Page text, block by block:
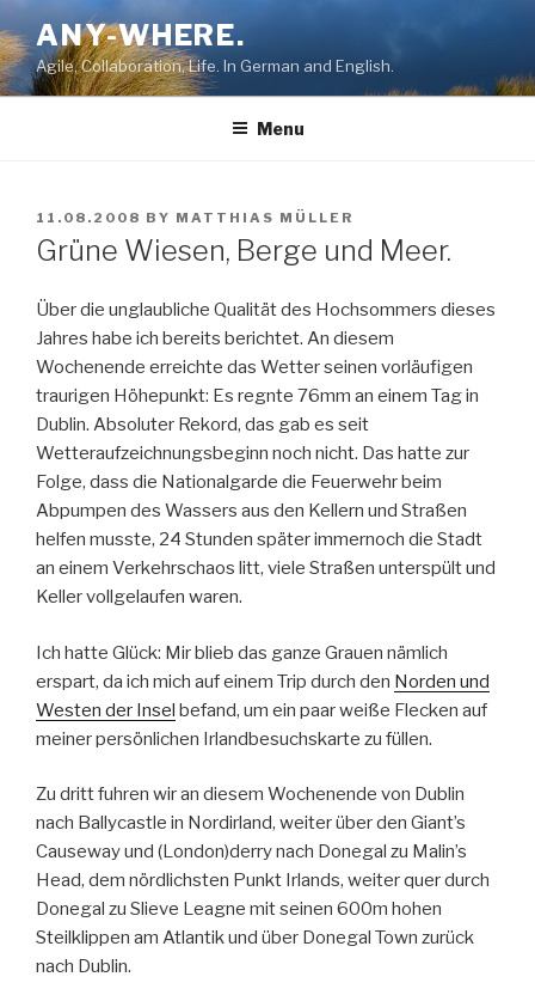
Skip
to
content
ANY-WHERE.
Agile, Collaboration, Life. In German and English.
Menu
POSTED
ON
11.08.2008 BY MATTHIAS MÜLLER
Grüne Wiesen, Berge und Meer.
Über die unglaubliche Qualität des Hochsommers dieses
Jahres habe ich bereits berichtet. An diesem
Wochenende erreichte das Wetter seinen vorläufigen
traurigen Höhepunkt: Es regnte 76mm an einem Tag in
Dublin. Absoluter Rekord, das gab es seit
Wetteraufzeichnungsbeginn noch nicht. Das hatte zur
Folge, dass die Nationalgarde die Feuerwehr beim
Abpumpen des Wassers aus den Kellern und Straßen
helfen musste, 24 Stunden später immernoch die Stadt
an einem Verkehrschaos litt, viele Straßen unterspült und
Keller vollgelaufen waren.
Ich hatte Glück: Mir blieb das ganze Grauen nämlich
erspart, da ich mich auf einem Trip durch den Norden und
Westen der Insel befand, um ein paar weiße Flecken auf
meiner persönlichen Irlandbesuchskarte zu füllen.
Zu dritt fuhren wir an diesem Wochenende von Dublin
nach Ballycastle in Nordirland, weiter über den Giant’s
Causeway und (London)derry nach Donegal zu Malin’s
Head, dem nördlichsten Punkt Irlands, weiter quer durch
Donegal zu Slieve Leagne mit seinen 600m hohen
Steilklippen am Atlantik und über Donegal Town zurück
nach Dublin.